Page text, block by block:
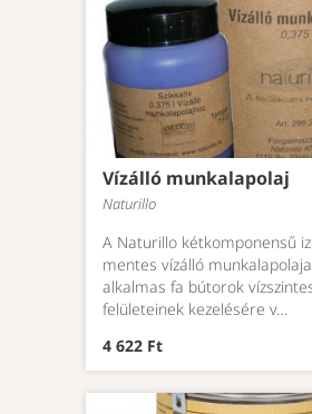
Vízálló munkalapolaj
Naturillo
A Naturillo kétkomponensű
mentes vízálló
alkalmas fa bútorok
felületeinek kezelésére v…
4 622 Ft